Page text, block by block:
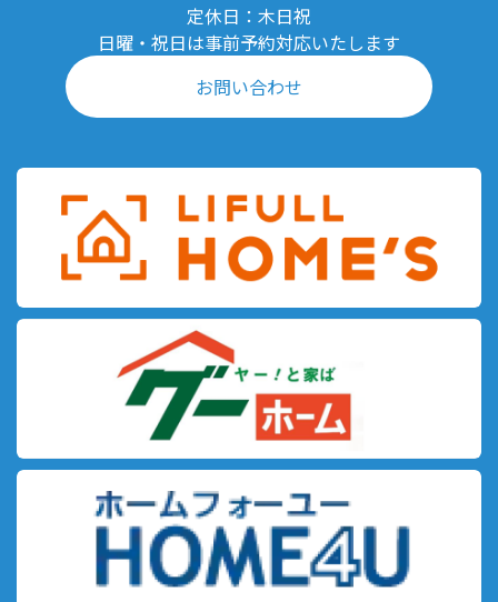
定休日：木日祝
日曜・祝日は事前予約対応いたします
お問い合わせ